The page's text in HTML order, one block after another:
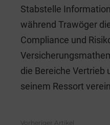
Stabstelle
während Trawöger
Compliance und
die Bereiche Vertrieb
seinem Ressort
Vorheriger Artikel